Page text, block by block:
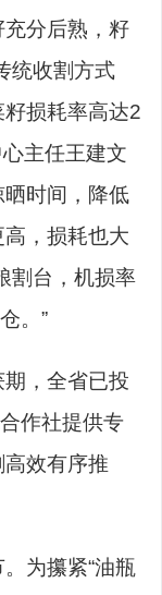
分后熟，籽
统收割方式
损耗率高达2
主任王建文
时间，降低
，损耗也大
割台，机损率
。”
，全省已投
作社提供专
效有序推
为攥紧“油瓶